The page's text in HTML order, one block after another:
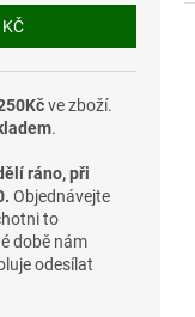
ve zboží.
.
ráno, při
Objednávejte
to
době nám
odesílat